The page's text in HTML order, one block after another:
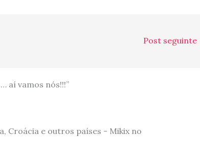
Post seguinte
aí vamos nós!!!”
Croácia e outros países - Mikix no